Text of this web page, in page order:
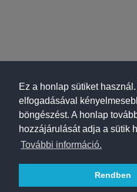
Ez a honlap sütiket
elfogadásával
böngészést. A honlap
hozzájárulását adja a sütik
További információ.
Rendben
A FERENCVÁROSI